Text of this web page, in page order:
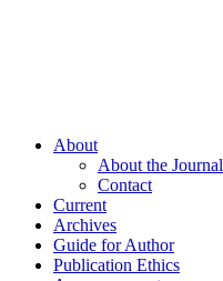
About
About the Journal
Contact
Current
Archives
Guide for Author
Publication Ethics